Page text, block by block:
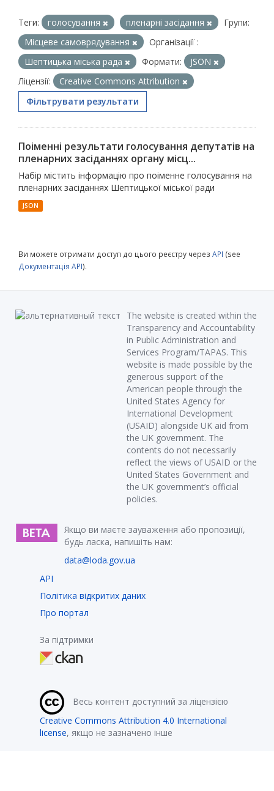
Теги: голосування пленарні засідання
Групи:
Місцеве самоврядування
Організації :
Шептицька міська рада
Формати:
JSON
Ліцензії:
Creative Commons Attribution
Фільтрувати результати
Поіменні результати голосування депутатів на
пленарних засіданнях органу місц...
Набір містить інформацію про поіменне голосування на
пленарних засіданнях Шептицької міської ради
JSON
Ви можете отримати доступ до цього реєстру через API (see
Документація API).
The website is created within the
Transparency and Accountability
in Public Administration and
Services Program/TAPAS. This
website is made possible by the
generous support of the
American people through the
United States Agency for
International Development
(USAID) alongside UK aid from
the UK government. The
contents do not necessarily
reflect the views of USAID or the
United States Government and
the UK government’s official
policies.
Якщо ви маєте зауваження або пропозиції,
будь ласка, напишіть нам:
data@loda.gov.ua
API
Політика відкритих даних
Про портал
За підтримки
Весь контент доступний за ліцензією
Creative Commons Attribution 4.0 International
license, якщо не зазначено інше